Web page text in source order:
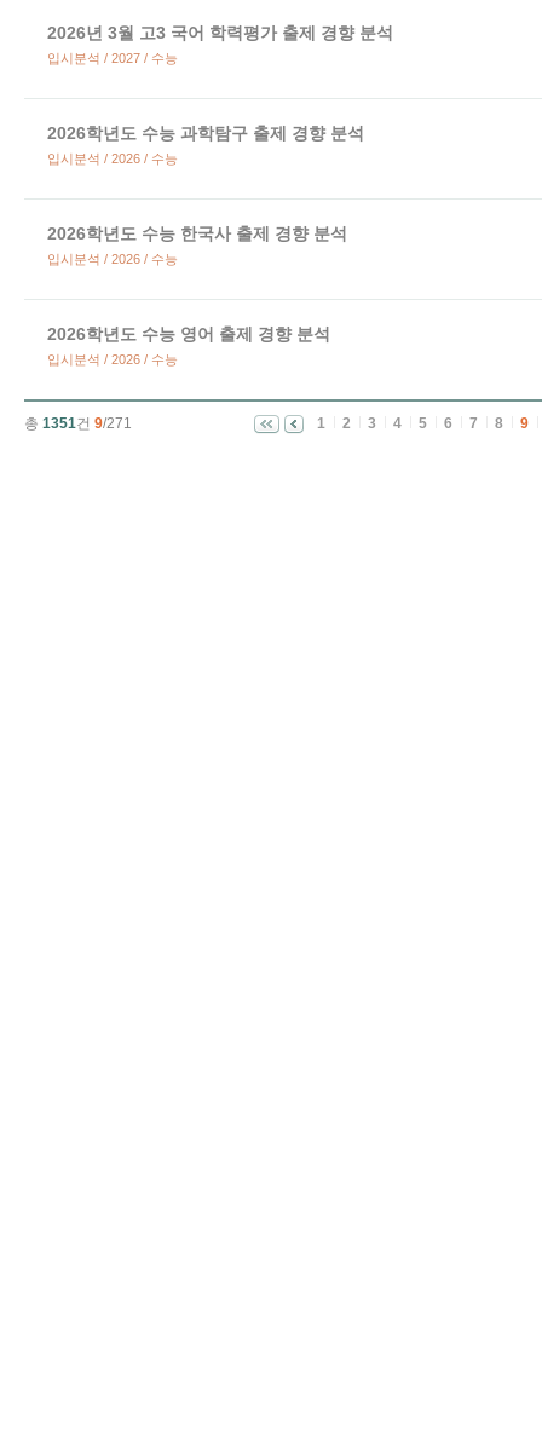
2026년 3월 고3 국어 학력평가 출제 경향 분석
입시분석 / 2027 / 수능
2026학년도 수능 과학탐구 출제 경향 분석
입시분석 / 2026 / 수능
2026학년도 수능 한국사 출제 경향 분석
입시분석 / 2026 / 수능
2026학년도 수능 영어 출제 경향 분석
입시분석 / 2026 / 수능
총 1351건 9/271 1 2 3 4 5 6 7 8 9